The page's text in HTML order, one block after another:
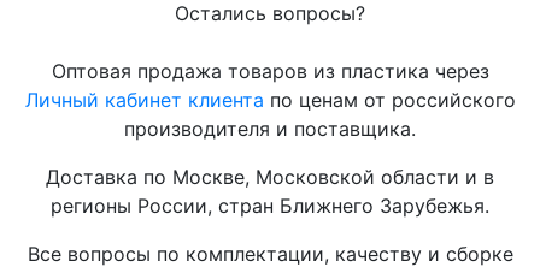
Остались вопросы?
Оптовая продажа товаров из пластика через
Личный кабинет клиента по ценам от российского
производителя и поставщика.
Доставка по Москве, Московской области и в
регионы России, стран Ближнего Зарубежья.
Все вопросы по комплектации, качеству и сборке